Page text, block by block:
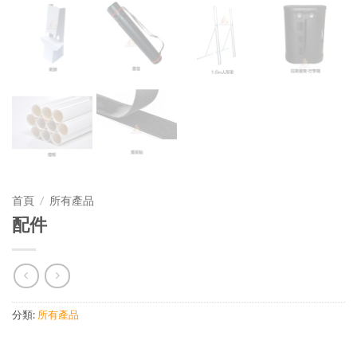
首頁 / 所有產品
配件
分類: 所有產品